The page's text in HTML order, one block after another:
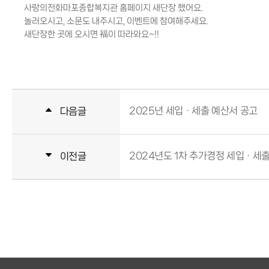
사랑의전화마포종합복지관 홈페이지 새단장 했어요.
놀러오시고, 소문도 내주시고, 이벤트에 참여해주세요.
새단장한 곳에 오시면 福이 따라와요~!!
다음글 2025년 세입ㆍ세출 예산서 공고
이전글 2024년도 1차 추가경정 세입ㆍ세